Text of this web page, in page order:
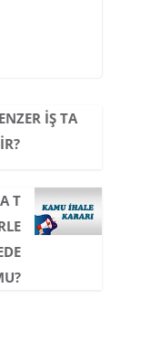
IŞ TA
T